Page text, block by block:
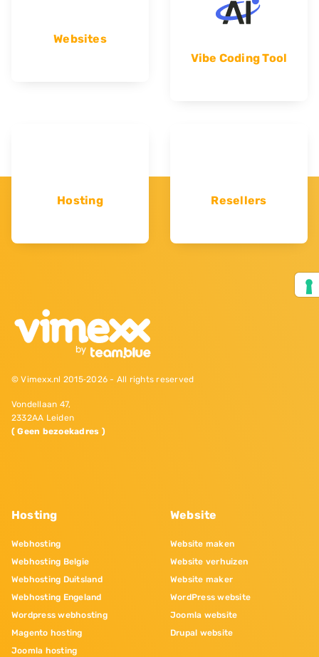
Websites
Vibe Coding Tool
Hosting Resellers
© Vimexx.nl 2015‐2026 - All rights reserved
Vondellaan 47,
2332AA Leiden
( Geen bezoekadres )
Hosting
Webhosting
Webhosting Belgie
Webhosting Duitsland
Webhosting Engeland
Wordpress webhosting
Magento hosting
Joomla hosting
Website
Website maken
Website verhuizen
Website maker
WordPress website
Joomla website
Drupal website